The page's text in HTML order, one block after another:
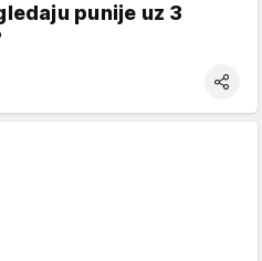
punije uz 3